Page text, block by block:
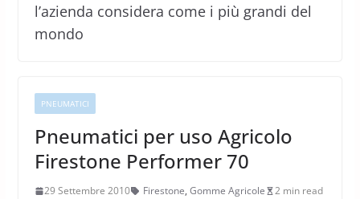
l’azienda considera come i più grandi del
mondo
PNEUMATICI
Pneumatici per uso Agricolo
Firestone Performer 70
29 Settembre 2010 Firestone, Gomme Agricole 2 min read